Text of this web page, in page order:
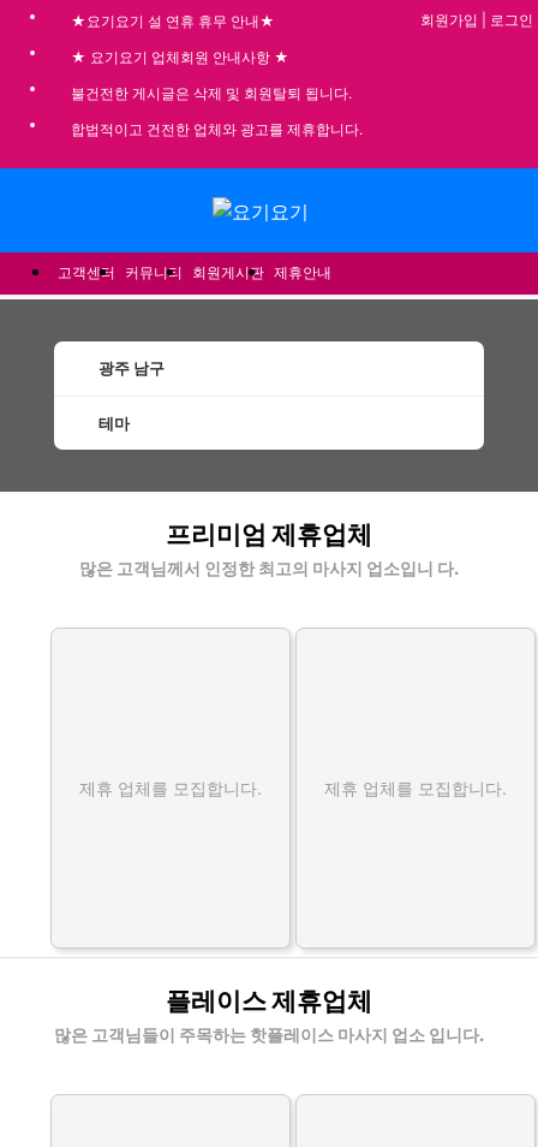
★요기요기 설 연휴 휴무 안내★
★ 요기요기 업체회원 안내사항 ★
불건전한 게시글은 삭제 및 회원탈퇴 됩니다.
합법적이고 건전한 업체와 광고를 제휴합니다.
회원가입 로그인
고객센터 커뮤니티 회원게시판 제휴안내
광주 남구
테마
프리미엄 제휴업체
많은 고객님께서 인정한 최고의 마사지 업소입니 다.
제휴 업체를 모집합니다. 제휴 업체를 모집합니다.
플레이스 제휴업체
많은 고객님들이 주목하는 핫플레이스 마사지 업소 입니다.